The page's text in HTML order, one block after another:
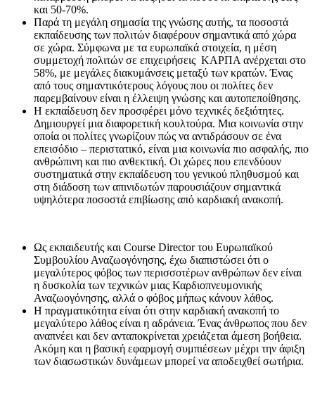
και 50-70%.
Παρά τη μεγάλη σημασία της γνώσης αυτής, τα ποσοστά
εκπαίδευσης των πολιτών διαφέρουν σημαντικά από χώρα
σε χώρα. Σύμφωνα με τα ευρωπαϊκά στοιχεία, η μέση
συμμετοχή πολιτών σε επιχειρήσεις ΚΑΡΠΑ ανέρχεται στο
58%, με μεγάλες διακυμάνσεις μεταξύ των κρατών. Ένας
από τους σημαντικότερους λόγους που οι πολίτες δεν
παρεμβαίνουν είναι η έλλειψη γνώσης και αυτοπεποίθησης.
Η εκπαίδευση δεν προσφέρει μόνο τεχνικές δεξιότητες.
Δημιουργεί μια διαφορετική κουλτούρα. Μια κοινωνία στην
οποία οι πολίτες γνωρίζουν πώς να αντιδράσουν σε ένα
επεισόδιο – περιστατικό, είναι μια κοινωνία πιο ασφαλής, πιο
ανθρώπινη και πιο ανθεκτική. Οι χώρες που επενδύουν
συστηματικά στην εκπαίδευση του γενικού πληθυσμού και
στη διάδοση των απινιδωτών παρουσιάζουν σημαντικά
υψηλότερα ποσοστά επιβίωσης από καρδιακή ανακοπή.
Ως εκπαιδευτής και Course Director του Ευρωπαϊκού
Συμβουλίου Αναζωογόνησης, έχω διαπιστώσει ότι ο
μεγαλύτερος φόβος των περισσοτέρων ανθρώπων δεν είναι
η δυσκολία των τεχνικών μιας Καρδιοπνευμονικής
Αναζωογόνησης, αλλά ο φόβος μήπως κάνουν λάθος.
Η πραγματικότητα είναι ότι στην καρδιακή ανακοπή το
μεγαλύτερο λάθος είναι η αδράνεια. Ένας άνθρωπος που δεν
αναπνέει και δεν ανταποκρίνεται χρειάζεται άμεση βοήθεια.
Ακόμη και η βασική εφαρμογή συμπιέσεων μέχρι την άφιξη
των διασωστικών δυνάμεων μπορεί να αποδειχθεί σωτήρια.